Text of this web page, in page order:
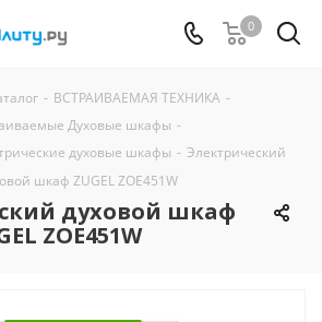
0
- ВСТРАИВАЕМАЯ ТЕХНИКА -
Духовые шкафы -
духовые шкафы - Электрический
шкаф ZUGEL ZOE451W
духовой шкаф
ZOE451W